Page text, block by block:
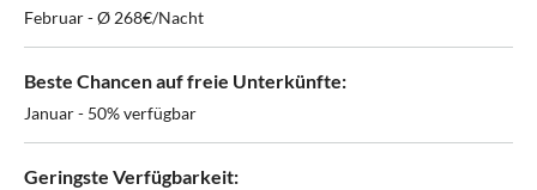
Februar - Ø 268€/Nacht
Beste Chancen auf freie Unterkünfte:
Januar - 50% verfügbar
Geringste Verfügbarkeit: